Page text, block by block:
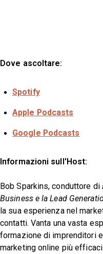
Dove ascoltare:
Spotify
Apple Podcasts
Google Podcasts
Informazioni sull'Host:
Bob Sparkins, conduttore di
Business e la Lead
la sua esperienza nel
contatti. Vanta una vasta
formazione di imprenditori
marketing online più